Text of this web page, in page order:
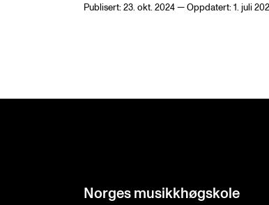
Publisert: 23. okt. 2024 — Oppdatert: 1. juli
Norges musikk­høgskole